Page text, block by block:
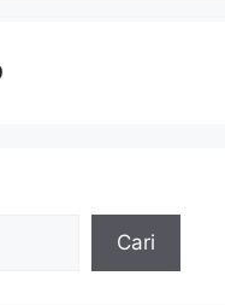
Cari